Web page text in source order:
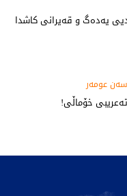
یەدەگ و قەیرانی کاشدا
عومەر
خۆماڵی!